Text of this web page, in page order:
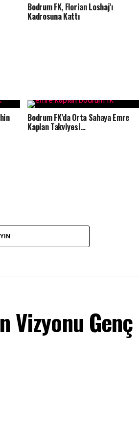
Bodrum FK, Florian Loshaj’ı
Kadrosuna Kattı
Bodrum FK’da Orta Sahaya Emre
Kaplan Takviyesi…
Vizyonu Genç